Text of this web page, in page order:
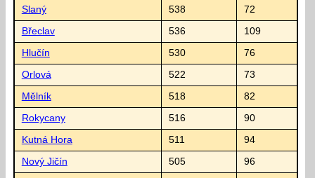
Slaný 538 72
Břeclav 536 109
Hlučín 530 76
Orlová 522 73
Mělník 518 82
Rokycany 516 90
Kutná Hora 511 94
Nový Jičín 505 96